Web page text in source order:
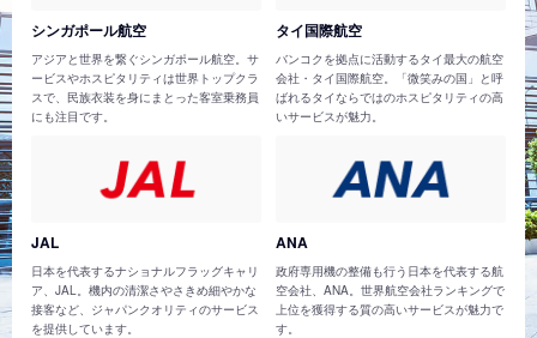
シンガポール航空
アジアと世界を繋ぐシンガポール航空。サ
ービスやホスピタリティは世界トップクラ
スで、民族衣装を身にまとった客室乗務員
にも注目です。
タイ国際航空
バンコクを拠点に活動するタイ最大の航空
会社・タイ国際航空。「微笑みの国」と呼
ばれるタイならではのホスピタリティの高
いサービスが魅力。
JAL
日本を代表するナショナルフラッグキャリ
ア、JAL。機内の清潔さやさきめ細やかな
接客など、ジャパンクオリティのサービス
を提供しています。
ANA
政府専用機の整備も行う日本を代表する航
空会社、ANA。世界航空会社ランキングで
上位を獲得する質の高いサービスが魅力で
す。